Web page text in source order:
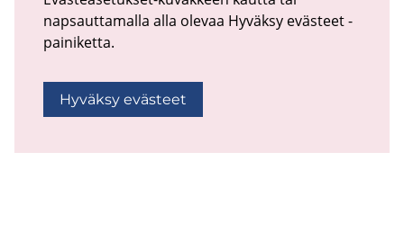
napsauttamalla alla olevaa Hyväksy evästeet -
painiketta.
Hyväksy evästeet